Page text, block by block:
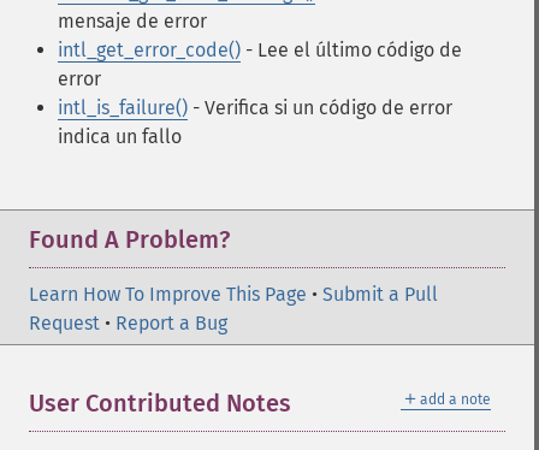
mensaje de error
intl_get_error_code() - Lee el último código de
error
intl_is_failure() - Verifica si un código de error
indica un fallo
Found A Problem?
Learn How To Improve This Page • Submit a Pull
Request • Report a Bug
＋ add a note
User Contributed Notes